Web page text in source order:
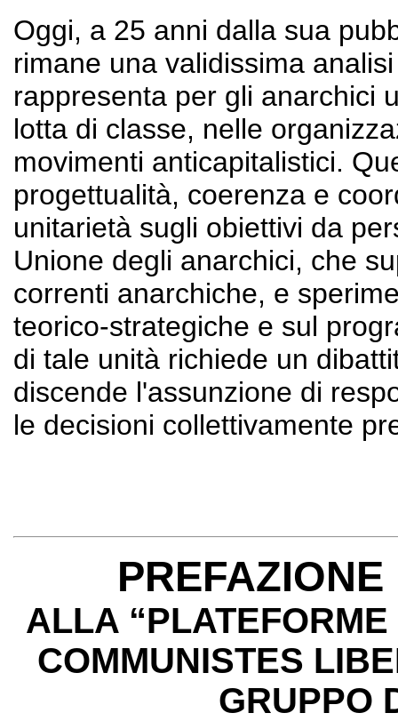
Oggi, a 25 anni dalla sua
rimane una validissima
rappresenta per gli anarchici
lotta di classe, nelle
movimenti anticapitalistici.
progettualità, coerenza e
unitarietà sugli obiettivi da
Unione degli anarchici, che
correnti anarchiche, e
teorico-strategiche e sul
di tale unità richiede un
discende l'assunzione di
le decisioni collettivamente
ALLA
COMMUNISTES
GRUPPO